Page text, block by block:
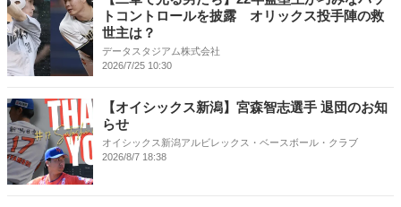
トコントロールを披露 オリックス投手陣の救
世主は？
データスタジアム株式会社
2026/7/25 10:30
【オイシックス新潟】宮森智志選手 退団のお知
らせ
オイシックス新潟アルビレックス・ベースボール・クラブ
2026/8/7 18:38